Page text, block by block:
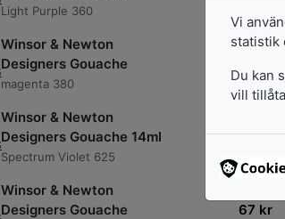
Light Purple 360
Winsor & Newton
Designers Gouache
magenta 380
Winsor & Newton
Designers Gouache 14ml
Spectrum Violet 625
67kr
Winsor & Newton
Designers Gouache
67 kr
Vi
statistik
Du kan
vill